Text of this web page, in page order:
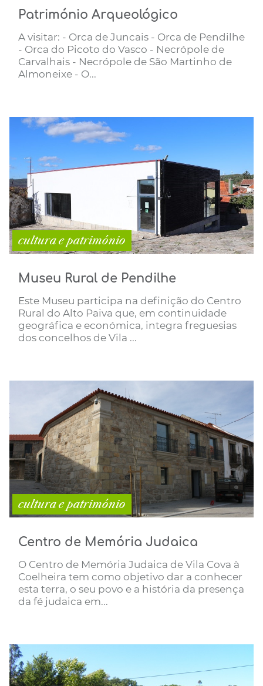
Património Arqueológico
A visitar: - Orca de Juncais - Orca de Pendilhe
- Orca do Picoto do Vasco - Necrópole de
Carvalhais - Necrópole de São Martinho de
Almoneixe - O...
cultura e património
Museu Rural de Pendilhe
Este Museu participa na definição do Centro
Rural do Alto Paiva que, em continuidade
geográfica e económica, integra freguesias
dos concelhos de Vila ...
cultura e património
Centro de Memória Judaica
O Centro de Memória Judaica de Vila Cova à
Coelheira tem como objetivo dar a conhecer
esta terra, o seu povo e a história da presença
da fé judaica em...